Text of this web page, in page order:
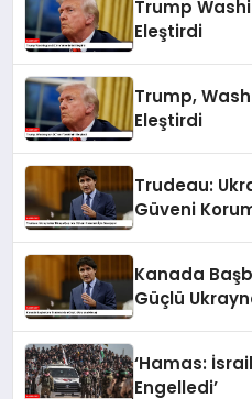
Trump
Eleştirdi
Trump,
Eleştirdi
Trudeau:
Güveni
Kanada
Güçlü
‘Hamas:
Engelledi’